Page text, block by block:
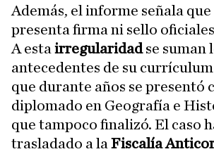
Además, el informe señala
presenta firma ni sello
A esta irregularidadse suman
antecedentes de su
que durante años se presentó
diplomado en Geografía e
que tampoco finalizó. El caso
trasladado a la Fiscalía